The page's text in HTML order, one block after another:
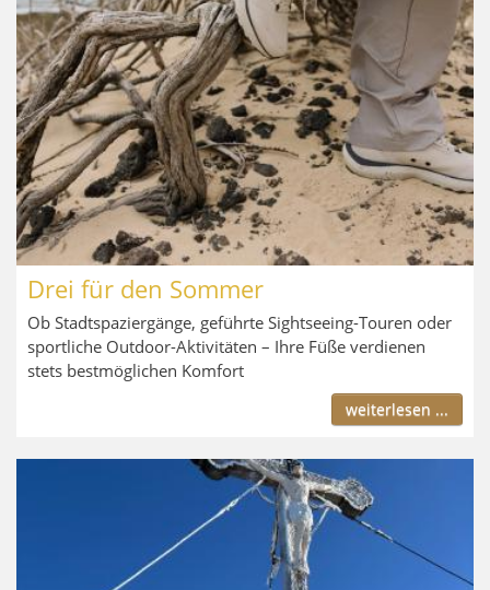
Drei für den Sommer
Ob Stadtspaziergänge, geführte Sightseeing-Touren oder
sportliche Outdoor-Aktivitäten – Ihre Füße verdienen
stets bestmöglichen Komfort
weiterlesen ...